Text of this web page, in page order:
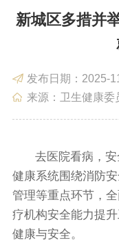
政务服务
数据发布
部门网站 健康新城
新城区多措并
发布日期：2025-
来源：卫生健康委
去医院看病，
健康系统围绕消防
管理等重点环节，
疗机构安全能力提
健康与安全。